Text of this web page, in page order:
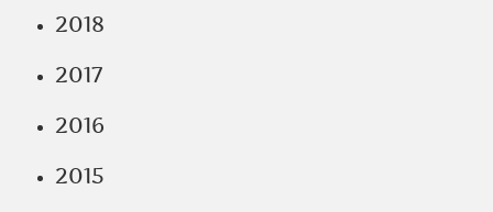
2018
2017
2016
2015